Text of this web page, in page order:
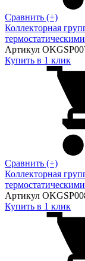
Сравнить (+)
Коллекторная
Артикул
Купить в 1 клик
Сравнить (+)
Коллекторная
Артикул
Купить в 1 клик